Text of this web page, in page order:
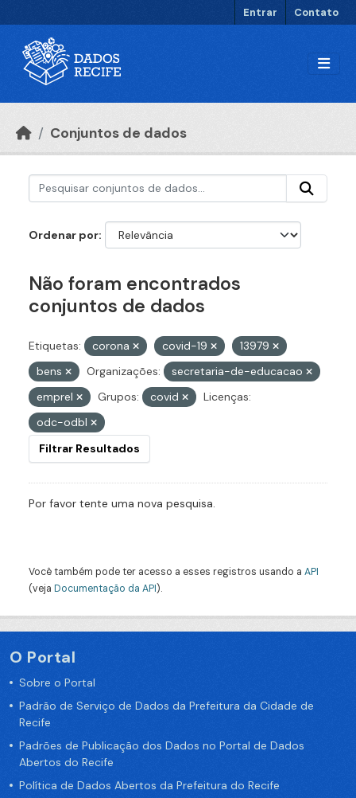
Entrar Contato
Conjuntos de dados
Ordenar por
Não foram encontrados
conjuntos de dados
Etiquetas: corona covid-19
13979
bens
Organizações:
secretaria-de-educacao
emprel
Grupos: covid
Licenças:
odc-odbl
Filtrar Resultados
Por favor tente uma nova pesquisa.
Você também pode ter acesso a esses registros usando a API
(veja Documentação da API).
O Portal
Sobre o Portal
Padrão de Serviço de Dados da Prefeitura da Cidade de
Recife
Padrões de Publicação dos Dados no Portal de Dados
Abertos do Recife
Política de Dados Abertos da Prefeitura do Recife